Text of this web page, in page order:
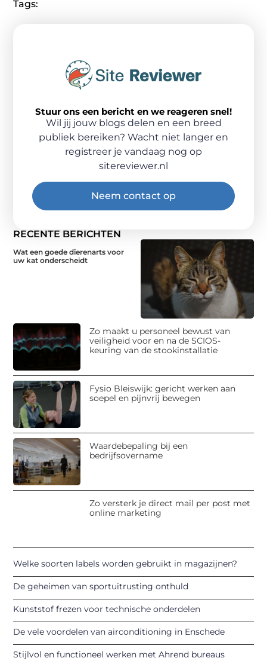
Tags:
RECENTE BERICHTEN
Wat een goede dierenarts voor
uw kat onderscheidt
Zo maakt u personeel bewust van
veiligheid voor en na de SCIOS-
keuring van de stookinstallatie
Fysio Bleiswijk: gericht werken aan
soepel en pijnvrij bewegen
Waardebepaling bij een
bedrijfsovername
Zo versterk je direct mail per post met
online marketing
Welke soorten labels worden gebruikt in magazijnen?
De geheimen van sportuitrusting onthuld
Kunststof frezen voor technische onderdelen
De vele voordelen van airconditioning in Enschede
Stijlvol en functioneel werken met Ahrend bureaus
Stuur ons een bericht en we reageren snel!
Wil jij jouw blogs delen en een breed
publiek bereiken? Wacht niet langer en
registreer je vandaag nog op
sitereviewer.nl
Neem contact op